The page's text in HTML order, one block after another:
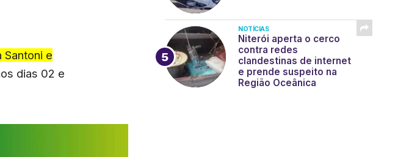
e
dias 02 e
NOTÍCIAS
Niterói aperta o cerco
contra redes
clandestinas de internet
e prende suspeito na
Região Oceânica